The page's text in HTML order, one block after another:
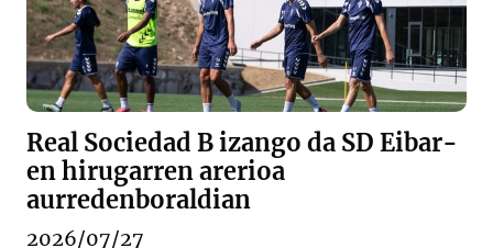
Real Sociedad B izango da SD Eibar-
en hirugarren arerioa
aurredenboraldian
2026/07/27